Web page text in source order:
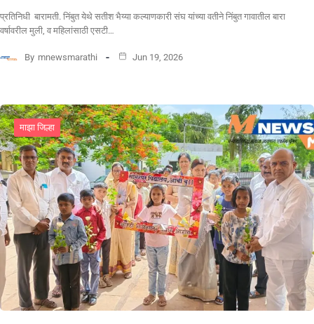
प्रतिनिधी बारामती. निंबुत येथे सतीश भैय्या कल्याणकारी संघ यांच्या वतीने निंबुत गावातील बारा
वर्षावरील मुली, व महिलांसाठी एसटी…
By mnewsmarathi Jun 19, 2026
माझा जिल्हा